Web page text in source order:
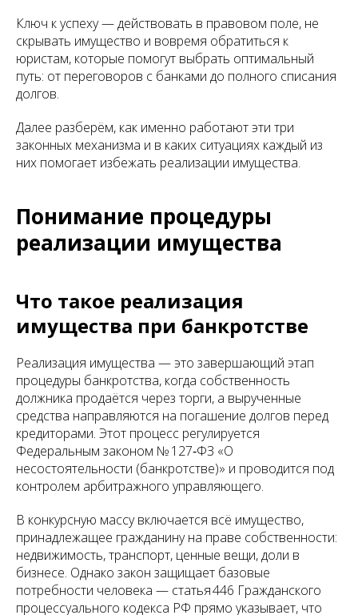
Ключ к успеху — действовать в правовом поле, не
скрывать имущество и вовремя обратиться к
юристам, которые помогут выбрать оптимальный
путь: от переговоров с банками до полного списания
долгов.
Далее разберём, как именно работают эти три
законных механизма и в каких ситуациях каждый из
них помогает избежать реализации имущества.
Понимание процедуры
реализации имущества
Что такое реализация
имущества при банкротстве
Реализация имущества — это завершающий этап
процедуры банкротства, когда собственность
должника продаётся через торги, а вырученные
средства направляются на погашение долгов перед
кредиторами. Этот процесс регулируется
Федеральным законом № 127‑ФЗ «О
несостоятельности (банкротстве)» и проводится под
контролем арбитражного управляющего.
В конкурсную массу включается всё имущество,
принадлежащее гражданину на праве собственности:
недвижимость, транспорт, ценные вещи, доли в
бизнесе. Однако закон защищает базовые
потребности человека — статья 446 Гражданского
процессуального кодекса РФ прямо указывает, что